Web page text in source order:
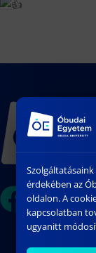
érdekében az
oldalon. A
kapcsolatban
ugyanitt